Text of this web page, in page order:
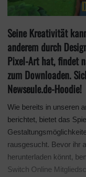
Seine Kreativität
anderem durch
Pixel-Art hat, findet
zum Downloaden.
Newseule.de-Hoodie!
Wie bereits in unseren
berichtet, bietet das
rausgesucht. Bevor ihr
herunterladen könnt,
Switch Online